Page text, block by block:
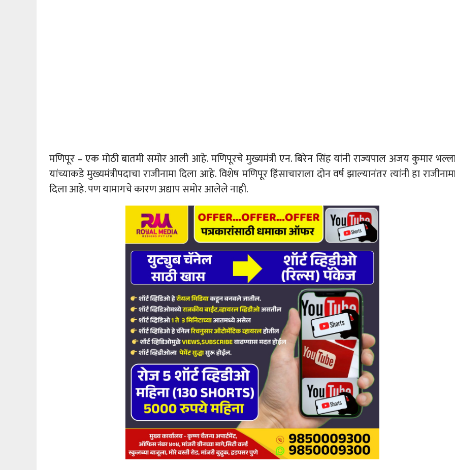
मणिपूर – एक मोठी बातमी समोर आली आहे. मणिपूरचे मुख्यमंत्री एन. बिरेन सिंह यांनी राज्यपाल अजय कुमार
यांच्याकडे मुख्यमंत्रीपदाचा राजीनामा दिला आहे. विशेष मणिपूर हिंसाचाराला दोन वर्ष झाल्यानंतर त्यांनी हा
दिला आहे. पण यामागचे कारण अद्याप समोर आलेले नाही.